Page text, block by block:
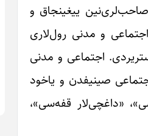
ییغینجاق و
و مدنی رول‌لاری
اجتماعی و مدنی
صینیفدن و یاخود
«داغچی‌لار قفه‌سی»،